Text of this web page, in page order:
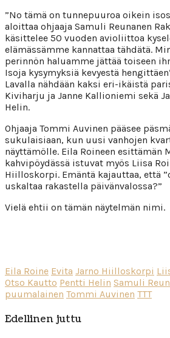
”No tämä on tunnepuuroa oikein
aloittaa ohjaaja Samuli Reunanen
käsittelee 50 vuoden avioliittoa
elämässämme kannattaa tähdätä.
perinnön haluamme jättää toiseen
Isoja kysymyksiä kevyestä
Lavalla nähdään kaksi eri-ikäistä
Kiviharju ja Janne Kallioniemi sekä
Helin.
Ohjaaja Tommi Auvinen pääsee
sukulaisiaan, kun uusi vanhojen
näyttämölle. Eila Roineen esittämän
kahvipöydässä istuvat myös Liisa
Hiilloskorpi. Emäntä kajauttaa, että
uskaltaa rakastella päivänvalossa?”
Vielä ehtii on tämän näytelmän nimi.
Eila Roine Evita Jarno Hiilloskorpi
Otso Kautto Pentti Helin Samuli
puumalainen Tommi Auvinen TTT
Edellinen juttu